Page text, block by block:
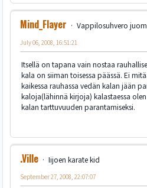
Mind_Flayer
Vappilosuhvero
July 06, 2008, 16:51:21
Itsellä on tapana vain nostaa
kala on siiman toisessa päässä. Ei
kaikessa rauhassa vedän kalan jään
kaloja(lähinnä kirjoja) kalastaessa
kalan tarttuvuuden parantamiseksi.
.Ville
Iijoen karate kid
September 27, 2008, 22:07:07